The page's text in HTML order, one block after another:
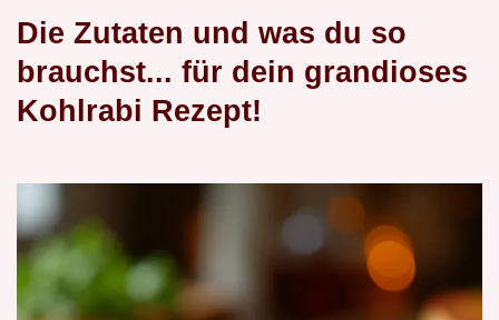
Die Zutaten und was du so
brauchst... für dein grandioses
Kohlrabi Rezept!